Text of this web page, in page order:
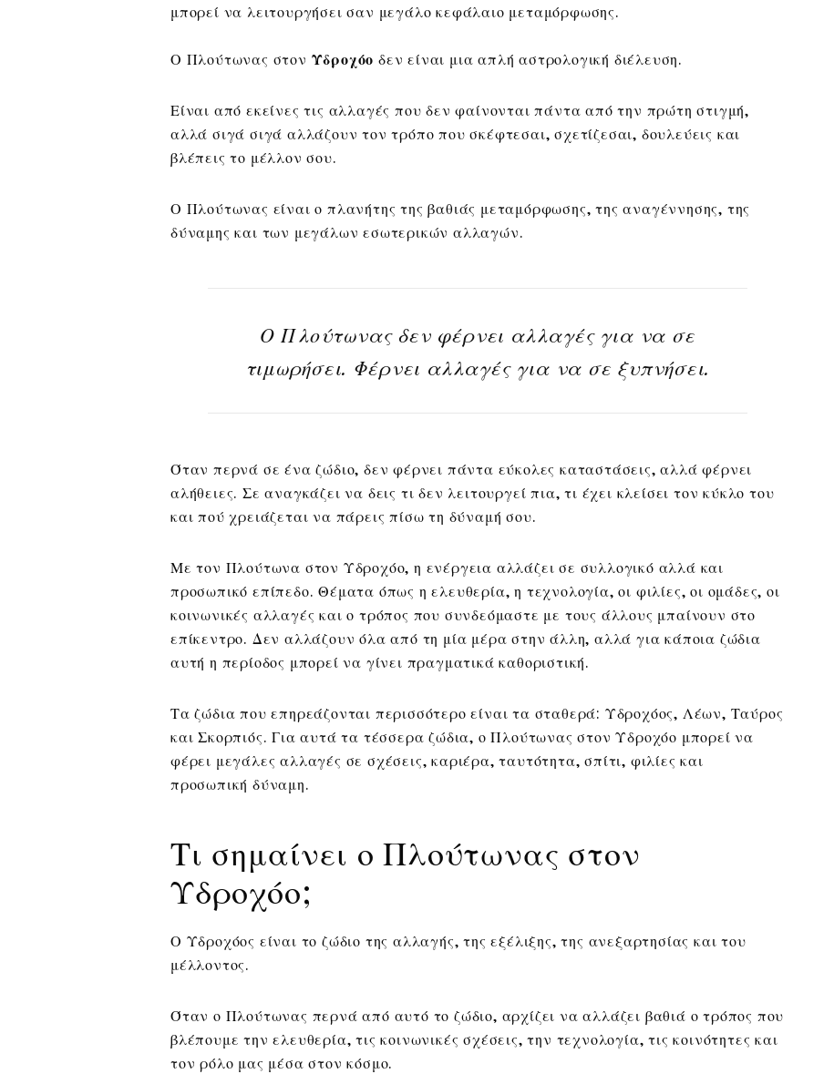
μπορεί να λειτουργήσει σαν μεγάλο κεφάλαιο μεταμόρφωσης.
Ο Πλούτωνας στον Υδροχόο δεν είναι μια απλή αστρολογική διέλευση.
Είναι από εκείνες τις αλλαγές που δεν φαίνονται πάντα από την πρώτη στιγμή,
αλλά σιγά σιγά αλλάζουν τον τρόπο που σκέφτεσαι, σχετίζεσαι, δουλεύεις και
βλέπεις το μέλλον σου.
Ο Πλούτωνας είναι ο πλανήτης της βαθιάς μεταμόρφωσης, της αναγέννησης, της
δύναμης και των μεγάλων εσωτερικών αλλαγών.
Ο Πλούτωνας δεν φέρνει αλλαγές για να σε
τιμωρήσει. Φέρνει αλλαγές για να σε ξυπνήσει.
Όταν περνά σε ένα ζώδιο, δεν φέρνει πάντα εύκολες καταστάσεις, αλλά φέρνει
αλήθειες. Σε αναγκάζει να δεις τι δεν λειτουργεί πια, τι έχει κλείσει τον κύκλο του
και πού χρειάζεται να πάρεις πίσω τη δύναμή σου.
Με τον Πλούτωνα στον Υδροχόο, η ενέργεια αλλάζει σε συλλογικό αλλά και
προσωπικό επίπεδο. Θέματα όπως η ελευθερία, η τεχνολογία, οι φιλίες, οι ομάδες, οι
κοινωνικές αλλαγές και ο τρόπος που συνδεόμαστε με τους άλλους μπαίνουν στο
επίκεντρο. Δεν αλλάζουν όλα από τη μία μέρα στην άλλη, αλλά για κάποια ζώδια
αυτή η περίοδος μπορεί να γίνει πραγματικά καθοριστική.
Τα ζώδια που επηρεάζονται περισσότερο είναι τα σταθερά: Υδροχόος, Λέων, Ταύρος
και Σκορπιός. Για αυτά τα τέσσερα ζώδια, ο Πλούτωνας στον Υδροχόο μπορεί να
φέρει μεγάλες αλλαγές σε σχέσεις, καριέρα, ταυτότητα, σπίτι, φιλίες και
προσωπική δύναμη.
Τι σημαίνει ο Πλούτωνας στον
Υδροχόο;
Ο Υδροχόος είναι το ζώδιο της αλλαγής, της εξέλιξης, της ανεξαρτησίας και του
μέλλοντος.
Όταν ο Πλούτωνας περνά από αυτό το ζώδιο, αρχίζει να αλλάζει βαθιά ο τρόπος που
βλέπουμε την ελευθερία, τις κοινωνικές σχέσεις, την τεχνολογία, τις κοινότητες και
τον ρόλο μας μέσα στον κόσμο.